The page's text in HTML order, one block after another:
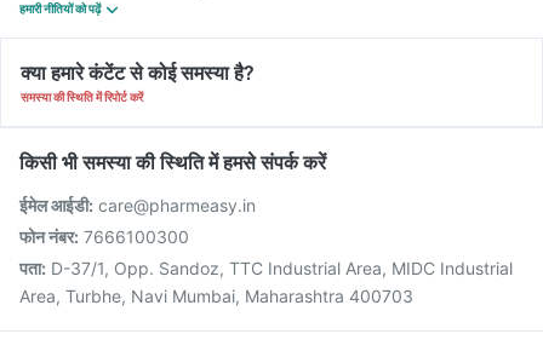
हमारी नीतियों को पढ़ें
क्या हमारे कंटेंट से कोई समस्या है?
समस्या की स्थिति में रिपोर्ट करें
किसी भी समस्या की स्थिति में हमसे संपर्क करें
ईमेल आईडी: care@pharmeasy.in
फोन नंबर: 7666100300
पता: D-37/1, Opp. Sandoz, TTC Industrial Area, MIDC Industrial
Area, Turbhe, Navi Mumbai, Maharashtra 400703